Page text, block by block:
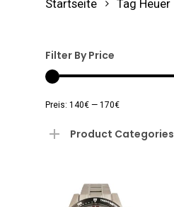
Startseite Tag Heuer
Filter By Price
Preis: 140€ — 170€
Product Categories